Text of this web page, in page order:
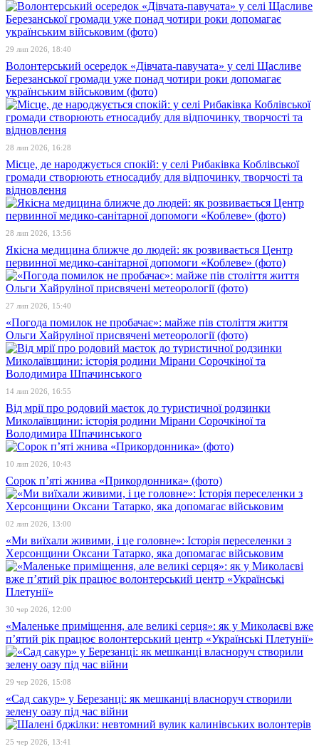
29 лип 2026, 18:40
Волонтерський осередок «Дівчата-павучата» у селі Щасливе
Березанської громади уже понад чотири роки допомагає
українським військовим (фото)
28 лип 2026, 16:28
Місце, де народжується спокій: у селі Рибаківка Коблівської
громади створюють етносадибу для відпочинку, творчості та
відновлення
28 лип 2026, 13:56
Якісна медицина ближче до людей: як розвивається Центр
первинної медико-санітарної допомоги «Коблеве» (фото)
27 лип 2026, 15:40
«Погода помилок не пробачає»: майже пів століття життя
Ольги Хайруліної присвячені метеорології (фото)
14 лип 2026, 16:55
Від мрії про родовий маєток до туристичної родзинки
Миколаївщини: історія родини Мірани Сорочкіної та
Володимира Шпачинського
10 лип 2026, 10:43
Сорок п’яті жнива «Прикордонника» (фото)
02 лип 2026, 13:00
«Ми виїхали живими, і це головне»: Історія переселенки з
Херсонщини Оксани Татарко, яка допомагає військовим
30 чер 2026, 12:00
«Маленьке приміщення, але великі серця»: як у Миколаєві вже
п’ятий рік працює волонтерський центр «Українські Плетунії»
29 чер 2026, 15:08
«Сад сакур» у Березанці: як мешканці власноруч створили
зелену оазу під час війни
25 чер 2026, 13:41